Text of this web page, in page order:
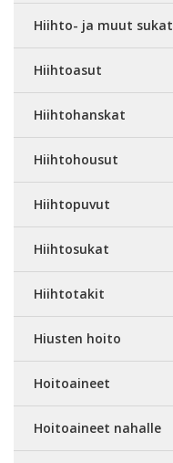
Hiihto- ja muut sukat
Hiihtoasut
Hiihtohanskat
Hiihtohousut
Hiihtopuvut
Hiihtosukat
Hiihtotakit
Hiusten hoito
Hoitoaineet
Hoitoaineet nahalle